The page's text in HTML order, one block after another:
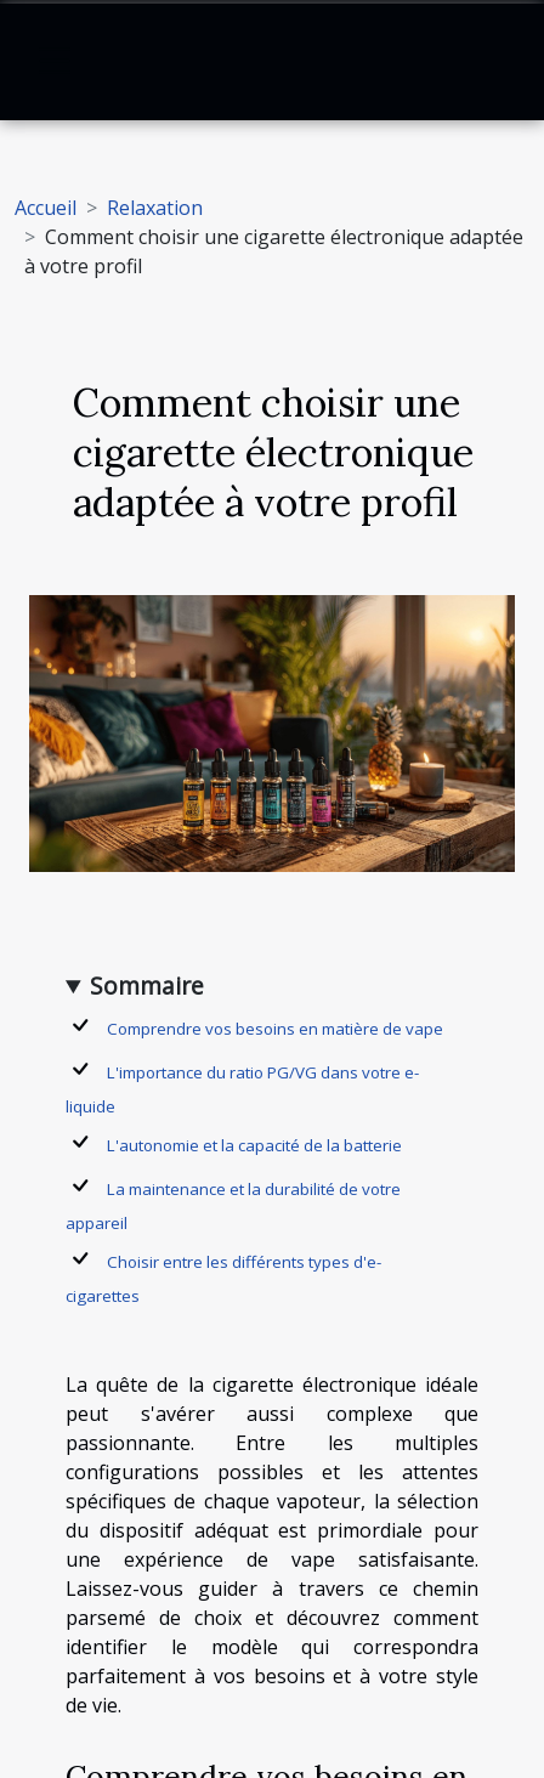
Accueil
Relaxation
Comment choisir une cigarette électronique adaptée
à votre profil
Comment choisir une
cigarette électronique
adaptée à votre profil
Sommaire
Comprendre vos besoins en matière de vape
L'importance du ratio PG/VG dans votre e-
liquide
L'autonomie et la capacité de la batterie
La maintenance et la durabilité de votre
appareil
Choisir entre les différents types d'e-
cigarettes
La quête de la cigarette électronique idéale
peut s'avérer aussi complexe que
passionnante. Entre les multiples
configurations possibles et les attentes
spécifiques de chaque vapoteur, la sélection
du dispositif adéquat est primordiale pour
une expérience de vape satisfaisante.
Laissez-vous guider à travers ce chemin
parsemé de choix et découvrez comment
identifier le modèle qui correspondra
parfaitement à vos besoins et à votre style
de vie.